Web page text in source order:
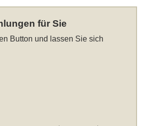
für Sie
Button und lassen Sie sich